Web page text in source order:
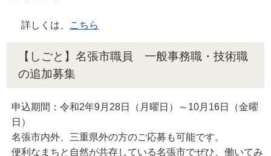
詳しくは、 こちら
【しごと】名張市職員 一般事務職・技術職
の追加募集
申込期間：令和2年9月28日（月曜日）～10月16日（金曜
日）
名張市内外、三重県外の方のご応募も可能です。
便利なまちと自然が共存している名張市でぜひ、働いてみ